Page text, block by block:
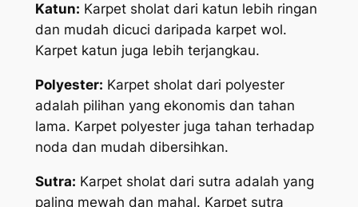
Katun: Karpet sholat dari katun lebih ringan
dan mudah dicuci daripada karpet wol.
Karpet katun juga lebih terjangkau.
Polyester: Karpet sholat dari polyester
adalah pilihan yang ekonomis dan tahan
lama. Karpet polyester juga tahan terhadap
noda dan mudah dibersihkan.
Sutra: Karpet sholat dari sutra adalah yang
paling mewah dan mahal. Karpet sutra